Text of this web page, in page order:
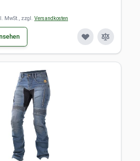
MwSt., zzgl. Versandkosten